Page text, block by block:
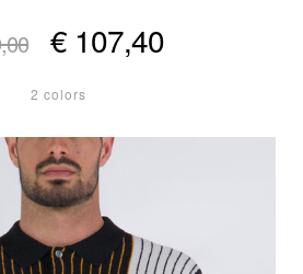
€ 107,40
2 colors